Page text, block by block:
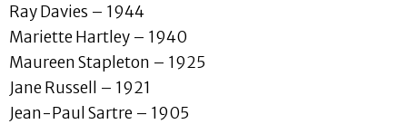
Ray Davies – 1944
Mariette Hartley – 1940
Maureen Stapleton – 1925
Jane Russell – 1921
Jean-Paul Sartre – 1905